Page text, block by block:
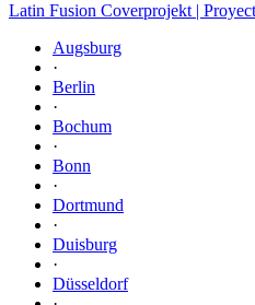
Latin Fusion Coverprojekt |
Augsburg
·
Berlin
·
Bochum
·
Bonn
·
Dortmund
·
Duisburg
·
Düsseldorf